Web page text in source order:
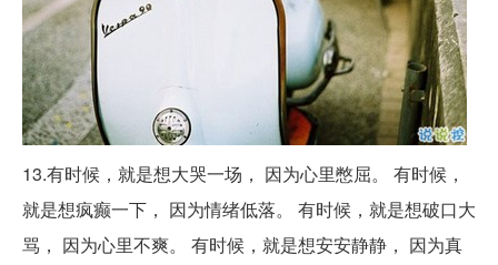
13.有时候，就是想大哭一场， 因为心里憋屈。 有时候，
就是想疯癫一下， 因为情绪低落。 有时候，就是想破口大
骂， 因为心里不爽。 有时候，就是想安安静静， 因为真